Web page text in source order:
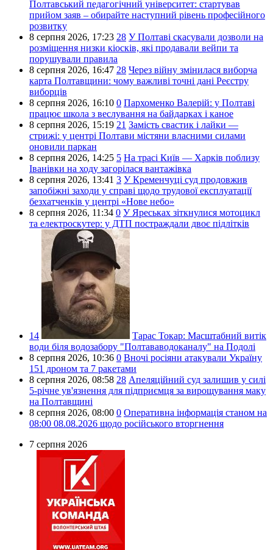
Полтавський педагогічний університет: стартував
прийом заяв – обирайте наступний рівень професійного
розвитку
8 серпня 2026, 17:23 28 У Полтаві скасували дозволи на
розміщення низки кіосків, які продавали вейпи та
порушували правила
8 серпня 2026, 16:47 28 Через війну змінилася виборча
карта Полтавщини: чому важливі точні дані Реєстру
виборців
8 серпня 2026, 16:10 0 Пархоменко Валерій: у Полтаві
працює школа з веслування на байдарках і каное
8 серпня 2026, 15:19 21 Замість свастик і лайки —
стрижі: у центрі Полтави містяни власними силами
оновили паркан
8 серпня 2026, 14:25 5 На трасі Київ — Харків поблизу
Іванівки на ходу загорілася вантажівка
8 серпня 2026, 13:41 3 У Кременчуці суд продовжив
запобіжні заходи у справі щодо трудової експлуатації
безхатченків у центрі «Нове небо»
8 серпня 2026, 11:34 0 У Яреськах зіткнулися мотоцикл
та електроскутер: у ДТП постраждали двоє підлітків
14 Тарас Токар: Масштабний витік
води біля водозабору "Полтававодоканалу" на Подолі
8 серпня 2026, 10:36 0 Вночі росіяни атакували Україну
151 дроном та 7 ракетами
8 серпня 2026, 08:58 28 Апеляційний суд залишив у силі
5-річне ув'язнення для підприємця за вирощування маку
на Полтавщині
8 серпня 2026, 08:00 0 Оперативна інформація станом на
08:00 08.08.2026 щодо російського вторгнення
7 серпня 2026